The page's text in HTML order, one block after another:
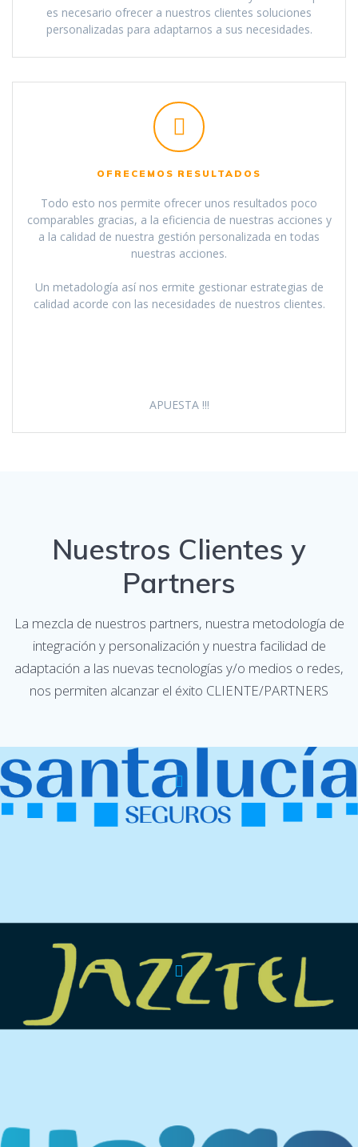
es necesario ofrecer a nuestros clientes soluciones
personalizadas para adaptarnos a sus necesidades.
OFRECEMOS RESULTADOS
Todo esto nos permite ofrecer unos resultados poco
comparables gracias, a la eficiencia de nuestras acciones y
a la calidad de nuestra gestión personalizada en todas
nuestras acciones.
Un metadología así nos ermite gestionar estrategias de
calidad acorde con las necesidades de nuestros clientes.
APUESTA !!!
Nuestros Clientes y
Partners
La mezcla de nuestros partners, nuestra metodología de
integración y personalización y nuestra facilidad de
adaptación a las nuevas tecnologías y/o medios o redes,
nos permiten alcanzar el éxito CLIENTE/PARTNERS